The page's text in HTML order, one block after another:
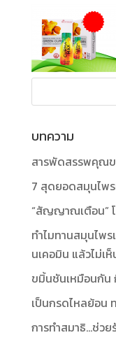
บทความ
สารพัดสรรพคุณ
7 สุดยอดสมุนไพ
“สัญญาณเตือน”
ทำไมทานสมุนไพ
นเคอมิน แล้วไม่เ
ขมิ้นชันเหมือนกัน
เป็นกรดไหลย้อน
การทำสมาธิ…ช่วย